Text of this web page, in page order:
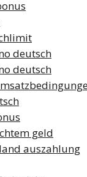
deutsch
deutsch
geld
auszahlung